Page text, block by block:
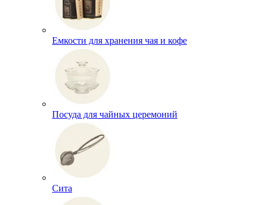
Емкости для хранения чая и кофе
Посуда для чайных церемоний
Сита